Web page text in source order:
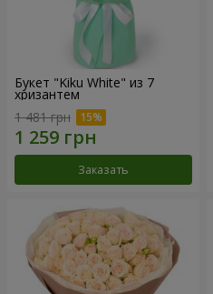
Букет "Kiku White" из 7
хризантем
1 481 грн
Заказать